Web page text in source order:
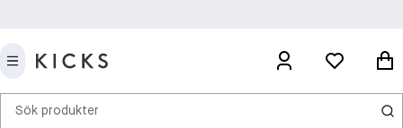
Sök produkter